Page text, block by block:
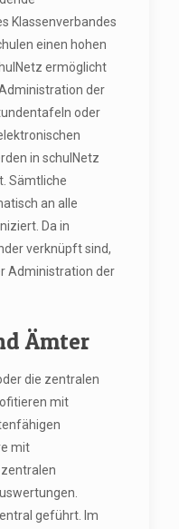
Klassenverbandes
einen hohen
ermöglicht
der
oder
in schulNetz
Sämtliche
an alle
Da in
verknüpft sind,
Administration der
Ämter
die zentralen
mit
mit
geführt. Im